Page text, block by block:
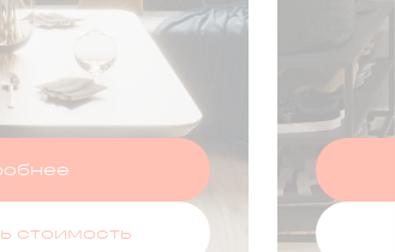
стоимость
заявку
политики конфиденциальности